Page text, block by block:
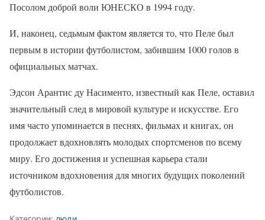
Посолом доброй воли ЮНЕСКО в 1994 году.
И, наконец, седьмым фактом является то, что Пеле был
первым в истории футболистом, забившим 1000 голов в
официальных матчах.
Эдсон Арантис ду Насименто, известный как Пеле, оставил
значительный след в мировой культуре и искусстве. Его
имя часто упоминается в песнях, фильмах и книгах, он
продолжает вдохновлять молодых спортсменов по всему
миру. Его достижения и успешная карьера стали
источником вдохновения для многих будущих поколений
футболистов.